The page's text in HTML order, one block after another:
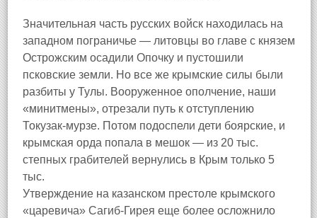
Значительная часть русских войск находилась на
западном пограничье — литовцы во главе с князем
Острожским осадили Опочку и пустошили
псковские земли. Но все же крымские силы были
разбиты у Тулы. Вооруженное ополчение, наши
«минитмены», отрезали путь к отступлению
Токузак-мурзе. Потом подоспели дети боярские, и
крымская орда попала в мешок — из 20 тыс.
степных грабителей вернулись в Крым только 5
тыс.
Утверждение на казанском престоле крымского
«царевича» Сагиб-Гирея еще более осложнило